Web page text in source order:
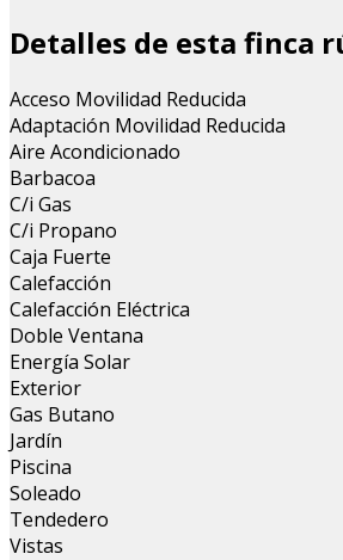
Detalles de esta finca
Acceso Movilidad Reducida
Adaptación Movilidad Reducida
Aire Acondicionado
Barbacoa
C/i Gas
C/i Propano
Caja Fuerte
Calefacción
Calefacción Eléctrica
Doble Ventana
Energía Solar
Exterior
Gas Butano
Jardín
Piscina
Soleado
Tendedero
Vistas